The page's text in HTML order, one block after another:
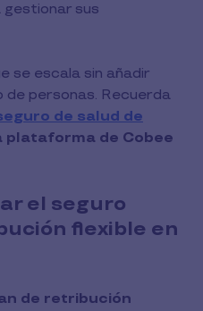
gestionar sus
se escala sin añadir
personas. Recuerda
de salud de
plataforma de Cobee
el seguro
flexible en
de retribución